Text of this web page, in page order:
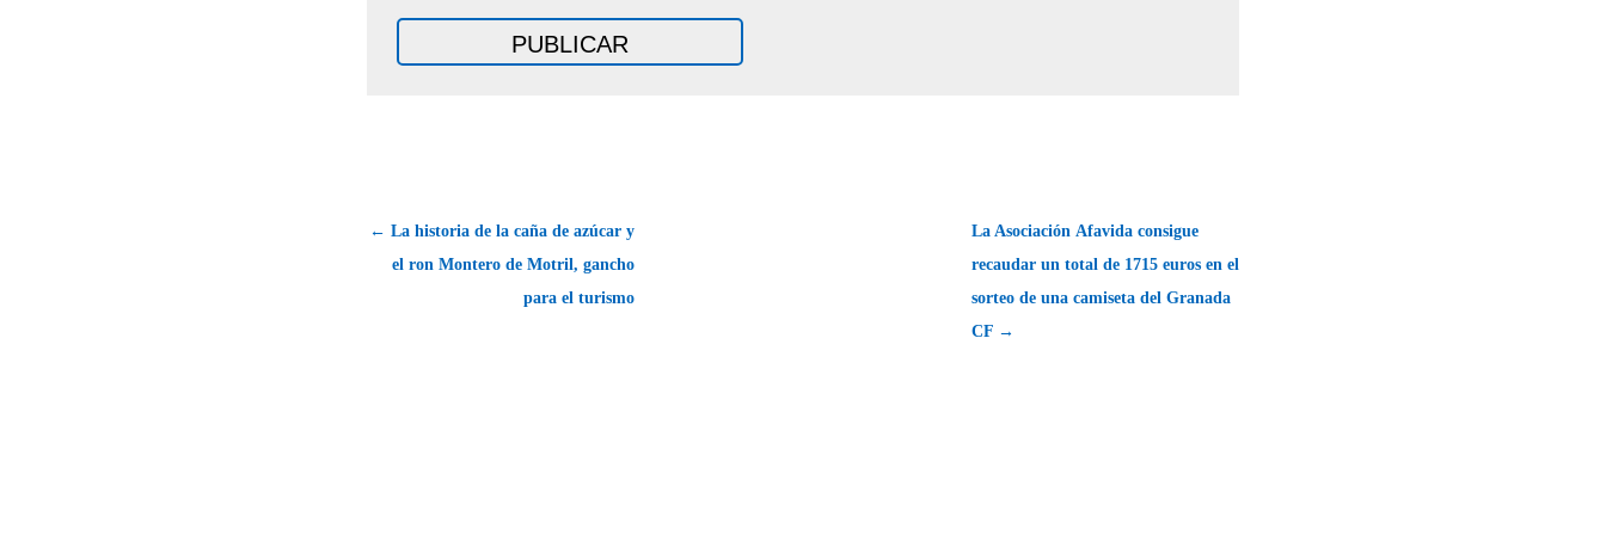
← La historia de la caña de azúcar y
el ron Montero de Motril, gancho
para el turismo
La Asociación Afavida consigue
recaudar un total de 1715 euros en el
sorteo de una camiseta del Granada
CF →